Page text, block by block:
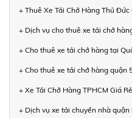
+ Thuê Xe Tải Chở Hàng Thủ
+ Dịch vụ cho thuê xe tải chở
+ Cho thuê xe tải chở hàng tại
+ Cho thuê xe tải chở hàng quận
+ Xe Tải Chở Hàng TPHCM Giá
+ Dịch vụ xe tải chuyển nhà